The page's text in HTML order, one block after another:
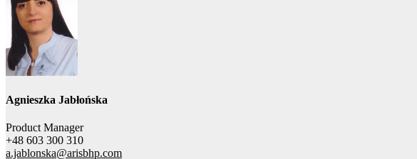
Agnieszka Jabłońska
Product Manager
+48 603 300 310
a.jablonska@arisbhp.com